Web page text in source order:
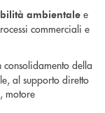
ambientale e
commerciali e
consolidamento della
al supporto diretto
motore